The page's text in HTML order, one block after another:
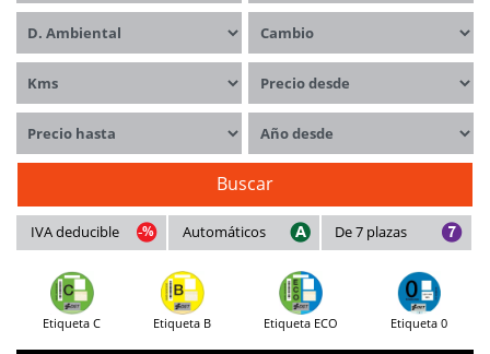
Distintivo ambiental Cambio
Kms Precio desde
Precio hasta Año desde
Buscar
IVA deducible Automáticos De 7 plazas
Etiqueta C Etiqueta B Etiqueta ECO Etiqueta 0